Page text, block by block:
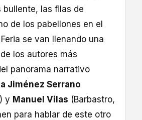
bullente, las filas de
de los pabellones en el
se van llenando una
los autores más
panorama narrativo
Jiménez Serrano
y Manuel Vilas (Barbastro,
para hablar de este otro